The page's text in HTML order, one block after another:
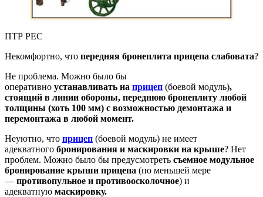
ПТР РЕС
Некомфортно, что передняя бронеплита прицепа слабовата?
Не проблема. Можно было бы
оперативно устанавливать на прицеп (боевой модуль),
стоящий в линии обороны, переднюю бронеплиту любой
толщины (хоть 100 мм) с возможностью демонтажа и
перемонтажа в любой момент.
Неуютно, что прицеп (боевой модуль) не имеет
адекватного бронирования и маскировки на крыше? Нет
проблем. Можно было бы предусмотреть съемное модульное
бронирование крыши прицепа (по меньшей мере
— противопульное и противоосколочное) и
адекватную маскировку.